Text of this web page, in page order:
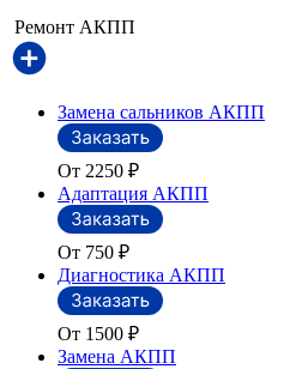
Ремонт АКПП
Замена сальников АКПП
От 2250 ₽
Адаптация АКПП
От 750 ₽
Диагностика АКПП
От 1500 ₽
Замена АКПП